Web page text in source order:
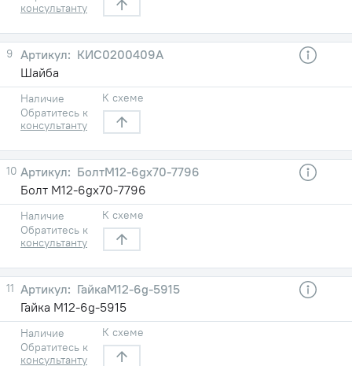
консультанту
9
КИС0200409А
Шайба
Наличие
Обратитесь к
консультанту
К схеме
10
БолтМ12-6gx70-7796
Болт М12-6gx70-7796
Наличие
Обратитесь к
консультанту
К схеме
11
ГайкаМ12-6g-5915
Гайка М12-6g-5915
Наличие
Обратитесь к
консультанту
К схеме